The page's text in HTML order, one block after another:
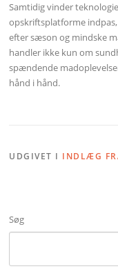
Samtidig vinder
opskriftsplatforme
efter sæson og mindske
handler ikke kun om
spændende
hånd i hånd.
UDGIVET I INDLÆG
Søg